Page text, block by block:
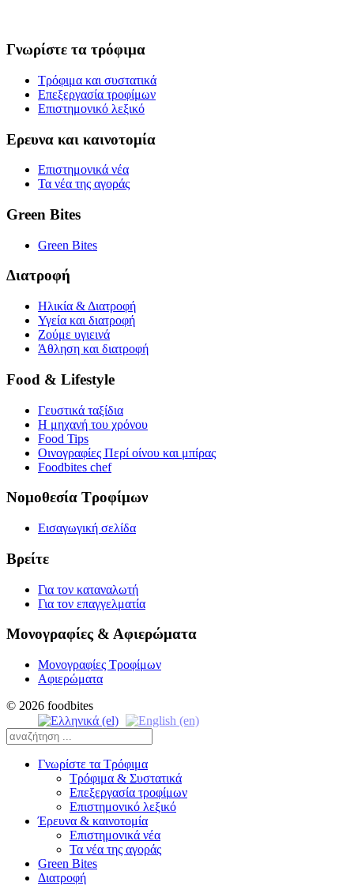
Γνωρίστε τα τρόφιμα
Τρόφιμα και συστατικά
Επεξεργασία τροφίμων
Επιστημονικό λεξικό
Ερευνα και καινοτομία
Επιστημονικά νέα
Τα νέα της αγοράς
Green Bites
Green Bites
Διατροφή
Ηλικία & Διατροφή
Υγεία και διατροφή
Ζούμε υγιεινά
Άθληση και διατροφή
Food & Lifestyle
Γευστικά ταξίδια
Η μηχανή του χρόνου
Food Tips
Οινογραφίες Περί οίνου και μπίρας
Foodbites chef
Νομοθεσία Τροφίμων
Εισαγωγική σελίδα
Βρείτε
Για τον καταναλωτή
Για τον επαγγελματία
Μονογραφίες & Αφιερώματα
Μονογραφίες Τροφίμων
Αφιερώματα
© 2026 foodbites
Γνωρίστε τα Τρόφιμα
Τρόφιμα & Συστατικά
Επεξεργασία τροφίμων
Επιστημονικό λεξικό
Έρευνα & καινοτομία
Επιστημονικά νέα
Τα νέα της αγοράς
Green Bites
Διατροφή